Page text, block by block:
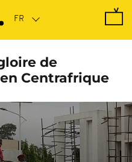
de
Centrafrique